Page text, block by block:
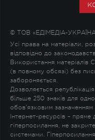
© ТОВ «ЕДІМЕДІА-
Усі права на матеріали,
відповідно до
Використання матеріалів
(в повному обсязі) без
забороняється.
Дозволяється
більше 250 знаків для
обов'язковим
Інтернет-ресурсів –
гіперпосилання, не
системами.